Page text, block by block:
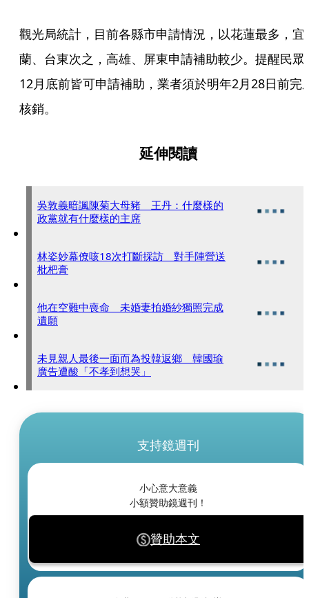
觀光局統計，目前各縣市申請情況，以花蓮最多，宜
蘭、台東次之，高雄、屏東申請補助較少。提醒民眾
12月底前皆可申請補助，業者須於明年2月28日前完
核銷。
延伸閱讀
吳敦義暗諷陳菊大母豬 王丹：什麼樣的
政黨就有什麼樣的主席
林姿妙幕僚咳18次打斷採訪 對手陣營送
枇杷膏
他在空難中喪命 未婚妻拍婚紗獨照完成
遺願
未見親人最後一面而為投韓返鄉 韓國瑜
廣告遭酸「不孝到想哭」
支持鏡週刊
小心意大意義
小額贊助鏡週刊！
贊助本文